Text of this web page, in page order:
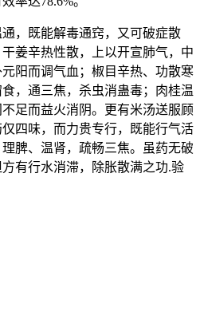
，既能解毒通窍，又可破症散
姜辛热性散，上以开宣肺气，中
阳而调气血；椒目辛热、功散寒
，通三焦，杀虫消蛊毒；肉桂温
足而益火消阴。更有米汤送服顾
四味，而力贵专行，既能行气活
脾、温肾，疏畅三焦。虽药无破
有行水消滞，除胀散满之功.验